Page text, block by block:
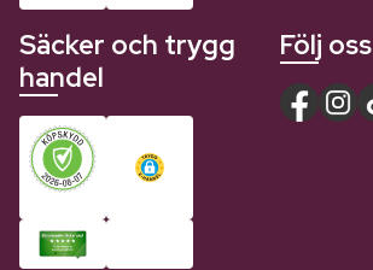
Säcker och trygg
handel
Följ oss